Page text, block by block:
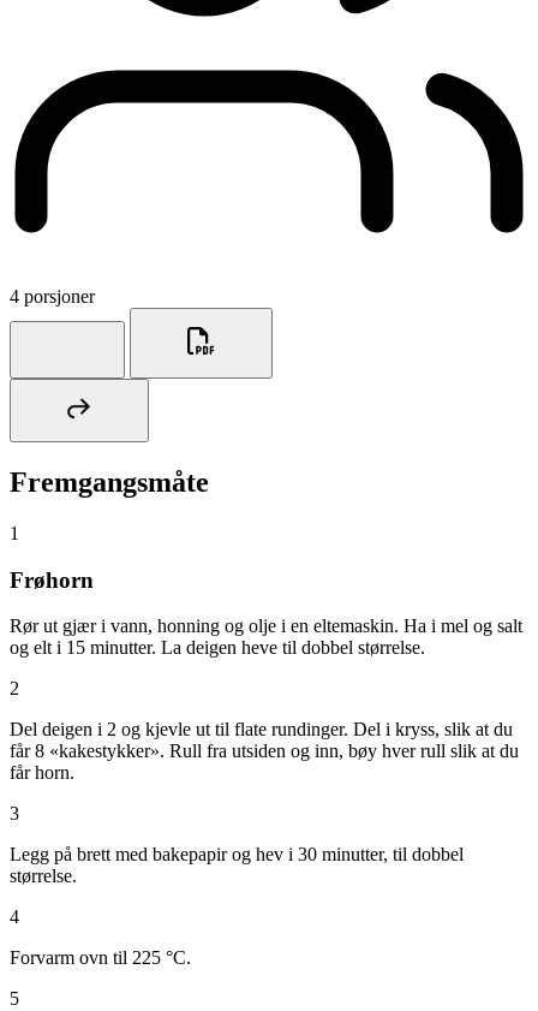
4 porsjoner
Fremgangsmåte
1
Frøhorn
Rør ut gjær i vann, honning og olje i en eltemaskin. Ha i mel og salt
og elt i 15 minutter. La deigen heve til dobbel størrelse.
2
Del deigen i 2 og kjevle ut til flate rundinger. Del i kryss, slik at du
får 8 «kakestykker». Rull fra utsiden og inn, bøy hver rull slik at du
får horn.
3
Legg på brett med bakepapir og hev i 30 minutter, til dobbel
størrelse.
4
Forvarm ovn til 225 °C.
5